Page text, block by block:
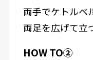
両手でケトルベ
両足を広げて立
HOW TO②